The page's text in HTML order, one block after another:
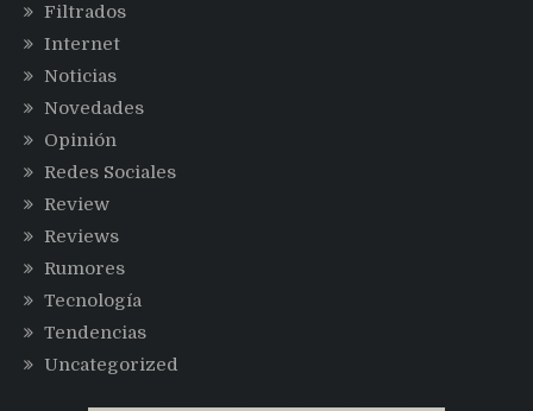
Filtrados
Internet
Noticias
Novedades
Opinión
Redes Sociales
Review
Reviews
Rumores
Tecnología
Tendencias
Uncategorized